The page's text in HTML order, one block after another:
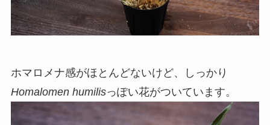
ホマロメナ感がほとんどないけど、しっかり
Homalomen humilisっぽい花がついています。